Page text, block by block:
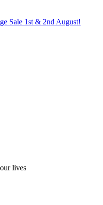
Sale 1st & 2nd August!
lives